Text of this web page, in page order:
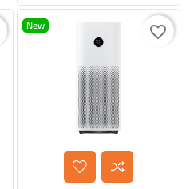
New favorite_border